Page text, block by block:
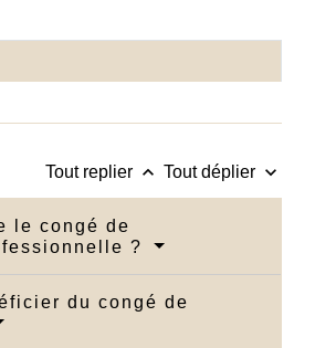
Tout replier keyboard_arrow_up Tout déplier keyboard_arrow_down
le congé de
?
du congé de